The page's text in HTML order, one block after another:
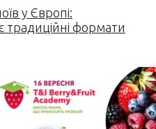
у Європі:
традиційні формати